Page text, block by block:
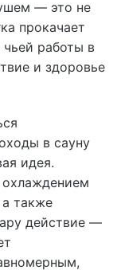
— это не
прокачает
работы в
и здоровье
в сауну
идея.
также
действие —